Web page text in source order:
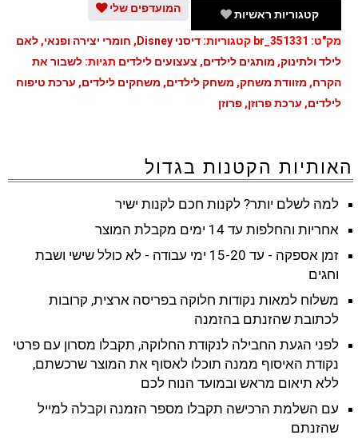
קטגוריות ראשיות
המועדפים שלי
מק"ט: br_351331 קטגוריות: דיסני Disney , חומרי יצירה ופנאי, לאם
לילד ולתינוק, מותגים לילדים, צעצועים לילדים תגיות: לשבור את
הקרח, מזוודת משחק, משחק לילדים, משחקים לילדים, ערכת טיפוח
לילדים, ערכת פרוזן, פרוזן
האותיות הקטנות בגדול
למה לשלם יותר? לקנות חכם לקנות ישיר
אחריות והחלפות עד 14 ימים מקבלת המוצר
זמן אספקה - עד 15-20 ימי עבודה - לא כולל שישי ושבת
וחגים
משלוח למאות נקודות חלוקה בפריסה ארצית, קרובות
לכתובת שהזנתם בהזמנה
לפני הגעת החבילה לנקודת החלוקה, תקבלו מסרון עם פרטי
נקודת האיסוף ממנה תוכלו לאסוף את המוצר שרכשתם,
ללא תיאום מראש ובמועד הנוח לכם
עם השלמת הרכישה תקבלו מספר הזמנה וקבלה למייל
שהזנתם